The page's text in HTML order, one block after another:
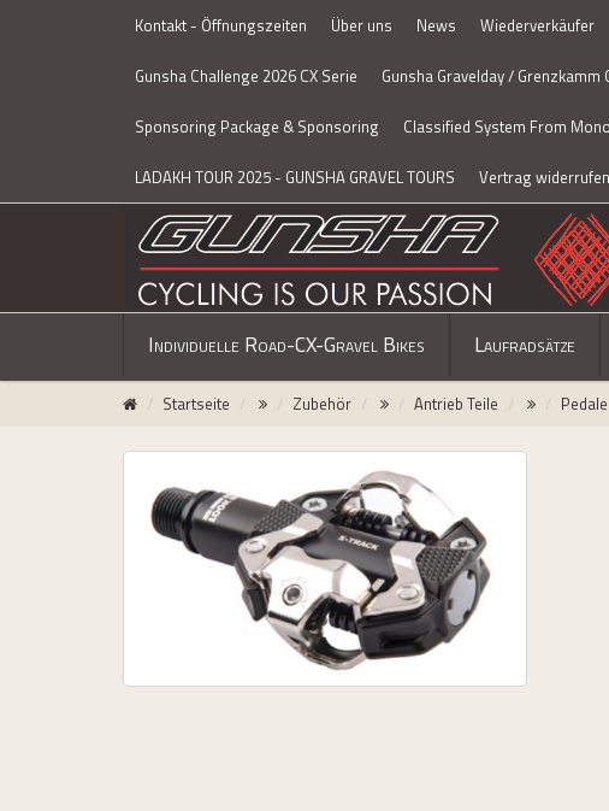
Kontakt - Öffnungszeiten Über uns News Wiederverkäufer
Gunsha Challenge 2026 CX Serie Gunsha Gravelday / Grenzkamm
Sponsoring Package & Sponsoring Classified System From
LADAKH TOUR 2025 - GUNSHA GRAVEL TOURS Vertrag widerrufen
Individuelle Road-CX-Gravel Bikes Laufradsätze
Startseite Zubehör Antrieb Teile Pedale